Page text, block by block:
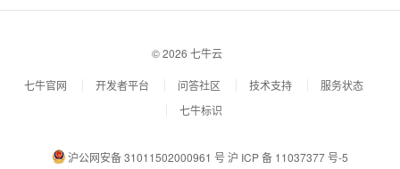
© 2026 七牛云
七牛官网 开发者平台 问答社区 技术支持
服务状态
七牛标识
沪公网安备 31011502000961 号 沪 ICP 备 11037377 号-5